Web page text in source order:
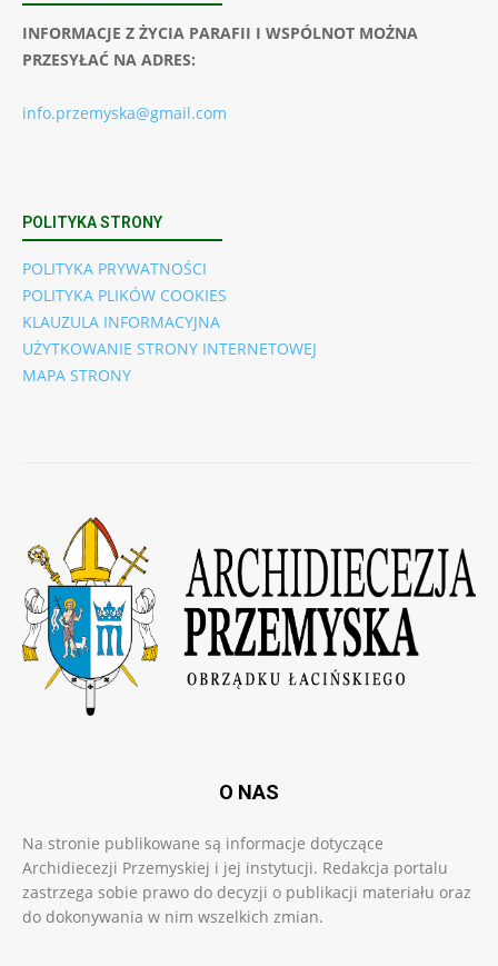
INFORMACJE Z ŻYCIA PARAFII I WSPÓLNOT MOŻNA
PRZESYŁAĆ NA ADRES:
info.przemyska@gmail.com
POLITYKA STRONY
POLITYKA PRYWATNOŚCI
POLITYKA PLIKÓW COOKIES
KLAUZULA INFORMACYJNA
UŻYTKOWANIE STRONY INTERNETOWEJ
MAPA STRONY
O NAS
Na stronie publikowane są informacje dotyczące
Archidiecezji Przemyskiej i jej instytucji. Redakcja portalu
zastrzega sobie prawo do decyzji o publikacji materiału oraz
do dokonywania w nim wszelkich zmian.